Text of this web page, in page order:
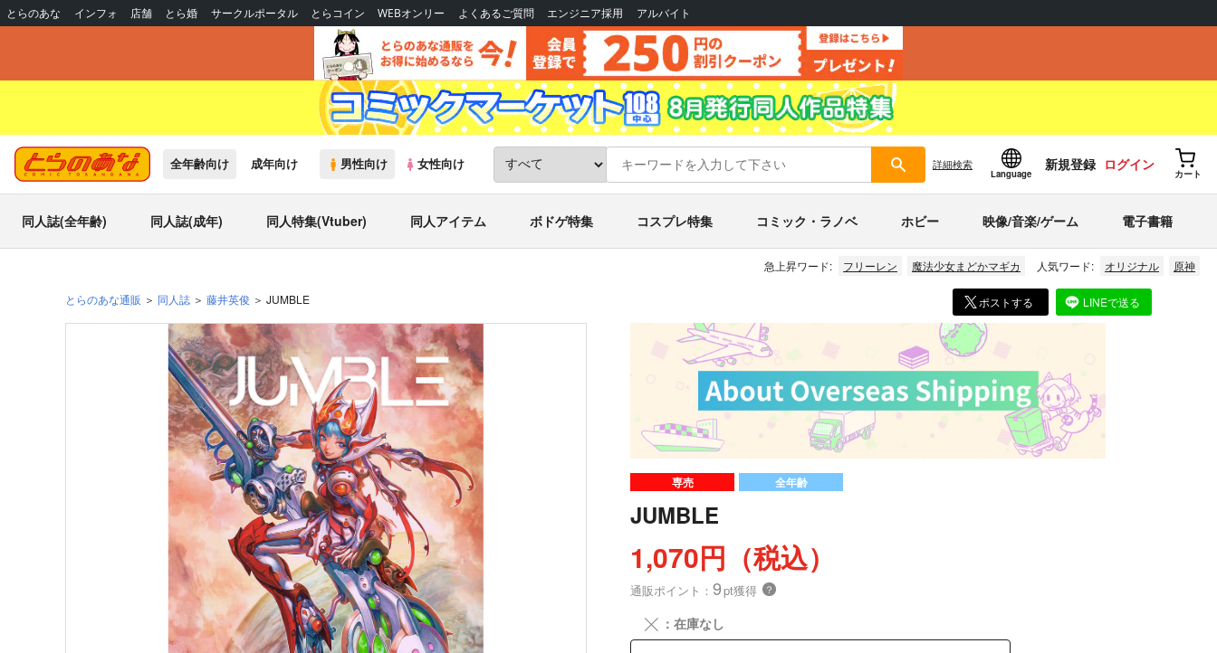
とらのあな インフォ 店舗 とら婚 サークルポータル とらコイン WEBオンリー よくあるご質問 エンジニア採用 アルバイト
全年齢向け 成年向け 男性向け 女性向け 詳細検索
Language
新規登録 ログイン
カート
同人誌(全年齢) 同人誌(成年) 同人特集(Vtuber) 同人アイテム ボドゲ特集 コスプレ特集 コミック・ラノベ ホビー 映像/音楽/ゲーム 電子書籍
急上昇ワード: フリーレン 魔法少女まどかマギカ 人気ワード: オリジナル 原神
とらのあな通販 同人誌 藤井英俊 JUMBLE ポストする LINEで送る
専売 全年齢
JUMBLE
1,070円（税込）
通販ポイント： 9pt獲得 ？
╳ ：在庫なし